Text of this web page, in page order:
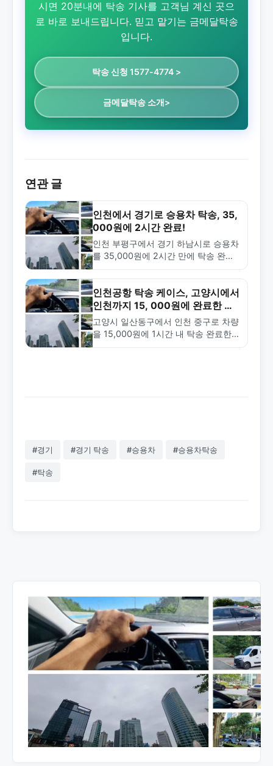
시면 20분내에 탁송 기사를 고객님 계신 곳으
로 바로 보내드립니다. 믿고 맡기는 금메달탁송
입니다.
탁송 신청 1577-4774 >
금메달탁송 소개>
연관 글
인천에서 경기로 승용차 탁송, 35,
000원에 2시간 완료!
인천 부평구에서 경기 하남시로 승용차
를 35,000원에 2시간 만에 탁송 완료
인천공항 탁송 케이스, 고양시에서
인천까지 15, 000원에 완료한 신
속 배송
고양시 일산동구에서 인천 중구로 차량
을 15,000원에 1시간 내 탁송 완료한
#경기 #경기 탁송 #승용차 #승용차탁송
#탁송